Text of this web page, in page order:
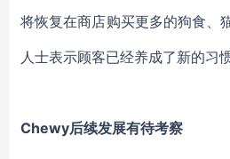
将恢复在商店购买更多的狗食、
人士表示顾客已经养成了新的习
Chewy后续发展有待考察